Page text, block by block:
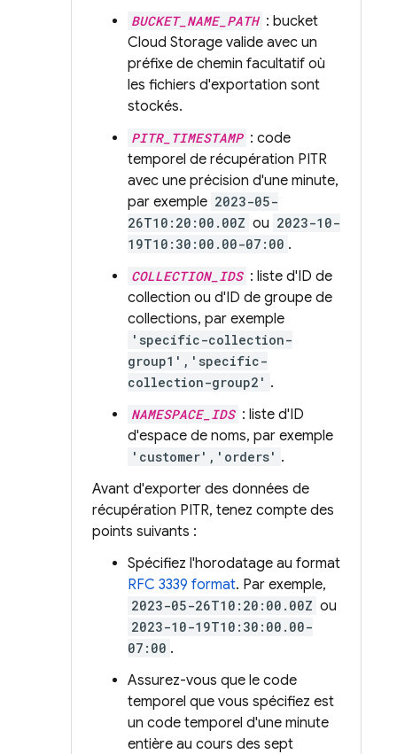
BUCKET_NAME_PATH : bucket
Cloud Storage valide avec un
préfixe de chemin facultatif où
les fichiers d'exportation sont
stockés.
PITR_TIMESTAMP : code
temporel de récupération PITR
avec une précision d'une minute,
par exemple 2023-05-
26T10:20:00.00Z ou 2023-10-
19T10:30:00.00-07:00 .
COLLECTION_IDS : liste d'ID de
collection ou d'ID de groupe de
collections, par exemple
'specific-collection-
group1','specific-
collection-group2' .
NAMESPACE_IDS : liste d'ID
d'espace de noms, par exemple
'customer','orders' .
Avant d'exporter des données de
récupération PITR, tenez compte des
points suivants :
Spécifiez l'horodatage au format
RFC 3339 format. Par exemple,
2023-05-26T10:20:00.00Z ou
2023-10-19T10:30:00.00-
07:00 .
Assurez-vous que le code
temporel que vous spécifiez est
un code temporel d'une minute
entière au cours des sept